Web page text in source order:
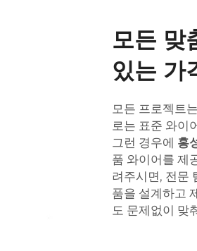
모든 맞
있는 가
모든 프로젝트
로는 표준 와이
그런 경우에 홍
품 와이어를 제
려주시면, 전문
품을 설계하고
도 문제없이 맞